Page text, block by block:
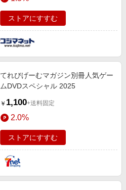
ストアにすすむ
てれびげーむマガジン別冊人気ゲー
ムDVDスペシャル 2025
￥ 1,100+送料固定
2.0%
ストアにすすむ